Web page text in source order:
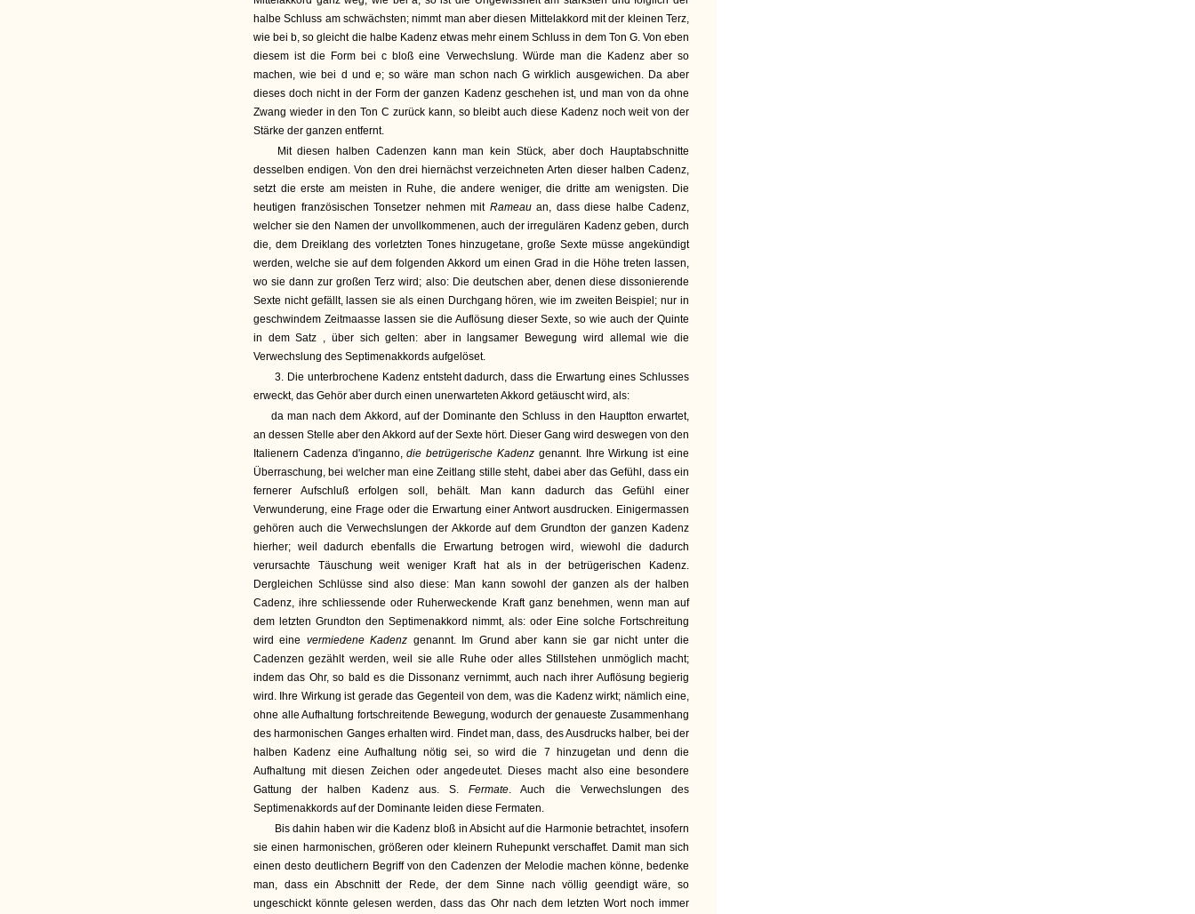
halbe Schluss am schwächsten; nimmt man aber diesen Mittelakkord mit der kleinen Terz,
wie bei b, so gleicht die halbe Kadenz etwas mehr einem Schluss in dem Ton G. Von eben
diesem ist die Form bei c bloß eine Verwechslung. Würde man die Kadenz aber so
machen, wie bei d und e; so wäre man schon nach G wirklich ausgewichen. Da aber
dieses doch nicht in der Form der ganzen Kadenz geschehen ist, und man von da ohne
Zwang wieder in den Ton C zurück kann, so bleibt auch diese Kadenz noch weit von der
Stärke der ganzen entfernt.
Mit diesen halben Cadenzen kann man kein Stück, aber doch Hauptabschnitte
desselben endigen. Von den drei hiernächst verzeichneten Arten dieser halben Cadenz,
setzt die erste am meisten in Ruhe, die andere weniger, die dritte am wenigsten. Die
heutigen französischen Tonsetzer nehmen mit Rameau an, dass diese halbe Cadenz,
welcher sie den Namen der unvollkommenen, auch der irregulären Kadenz geben, durch
die, dem Dreiklang des vorletzten Tones hinzugetane, große Sexte müsse angekündigt
werden, welche sie auf dem folgenden Akkord um einen Grad in die Höhe treten lassen,
wo sie dann zur großen Terz wird; also: Die deutschen aber, denen diese dissonierende
Sexte nicht gefällt, lassen sie als einen Durchgang hören, wie im zweiten Beispiel; nur in
geschwindem Zeitmaasse lassen sie die Auflösung dieser Sexte, so wie auch der Quinte
in dem Satz , über sich gelten: aber in langsamer Bewegung wird allemal wie die
Verwechslung des Septimenakkords aufgelöset.
3. Die unterbrochene Kadenz entsteht dadurch, dass die Erwartung eines Schlusses
erweckt, das Gehör aber durch einen unerwarteten Akkord getäuscht wird, als:
da man nach dem Akkord, auf der Dominante den Schluss in den Hauptton erwartet,
an dessen Stelle aber den Akkord auf der Sexte hört. Dieser Gang wird deswegen von den
Italienern Cadenza d'inganno,die betrügerische Kadenz genannt. Ihre Wirkung ist eine
Überraschung, bei welcher man eine Zeitlang stille steht, dabei aber das Gefühl, dass ein
fernerer Aufschluß erfolgen soll, behält. Man kann dadurch das Gefühl einer
Verwunderung, eine Frage oder die Erwartung einer Antwort ausdrucken. Einigermassen
gehören auch die Verwechslungen der Akkorde auf dem Grundton der ganzen Kadenz
hierher; weil dadurch ebenfalls die Erwartung betrogen wird, wiewohl die dadurch
verursachte Täuschung weit weniger Kraft hat als in der betrügerischen Kadenz.
Dergleichen Schlüsse sind also diese: Man kann sowohl der ganzen als der halben
Cadenz, ihre schliessende oder Ruherweckende Kraft ganz benehmen, wenn man auf
dem letzten Grundton den Septimenakkord nimmt, als: oder Eine solche Fortschreitung
wird eine vermiedene Kadenz genannt. Im Grund aber kann sie gar nicht unter die
Cadenzen gezählt werden, weil sie alle Ruhe oder alles Stillstehen unmöglich macht;
indem das Ohr, so bald es die Dissonanz vernimmt, auch nach ihrer Auflösung begierig
wird. Ihre Wirkung ist gerade das Gegenteil von dem, was die Kadenz wirkt; nämlich eine,
ohne alle Aufhaltung fortschreitende Bewegung, wodurch der genaueste Zusammenhang
des harmonischen Ganges erhalten wird. Findet man, dass, des Ausdrucks halber, bei der
halben Kadenz eine Aufhaltung nötig sei, so wird die 7 hinzugetan und denn die
Aufhaltung mit diesen Zeichen oder angedeutet. Dieses macht also eine besondere
Gattung der halben Kadenz aus. S.Fermate. Auch die Verwechslungen des
Septimenakkords auf der Dominante leiden diese Fermaten.
Bis dahin haben wir die Kadenz bloß in Absicht auf die Harmonie betrachtet, insofern
sie einen harmonischen, größeren oder kleinern Ruhepunkt verschaffet. Damit man sich
einen desto deutlichern Begriff von den Cadenzen der Melodie machen könne, bedenke
man, dass ein Abschnitt der Rede, der dem Sinne nach völlig geendigt wäre, so
ungeschickt könnte gelesen werden, dass das Ohr nach dem letzten Wort noch immer